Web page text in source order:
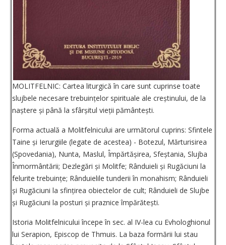
MOLITFELNIC: Cartea liturgică în care sunt cuprinse toate
slujbele necesare trebuințelor spirituale ale creștinului, de la
naștere și până la sfârșitul vieții pământești.
Forma actuală a Molitfelnicului are următorul cuprins: Sfintele
Taine și Ierurgiile (legate de acestea) - Botezul, Mărturisirea
(Spovedania), Nunta, Maslul, Împărtășirea, Sfeștania, Slujba
Înmormântării; Dezlegări și Molitfe; Rânduieli și Rugăciuni la
felurite trebuințe; Rânduielile tunderii în monahism; Rânduieli
și Rugăciuni la sfințirea obiectelor de cult; Rânduieli de Slujbe
și Rugăciuni la posturi și praznice împărătești.
Istoria Molitfelnicului începe în sec. al IV-lea cu Evhologhionul
lui Serapion, Episcop de Thmuis. La baza formării lui stau